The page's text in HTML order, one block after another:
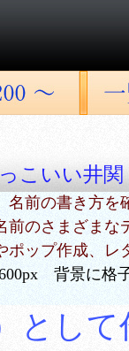
こいい井関
名前の書き方を
前のさまざまな
ポップ作成、レ
背景に格
とし